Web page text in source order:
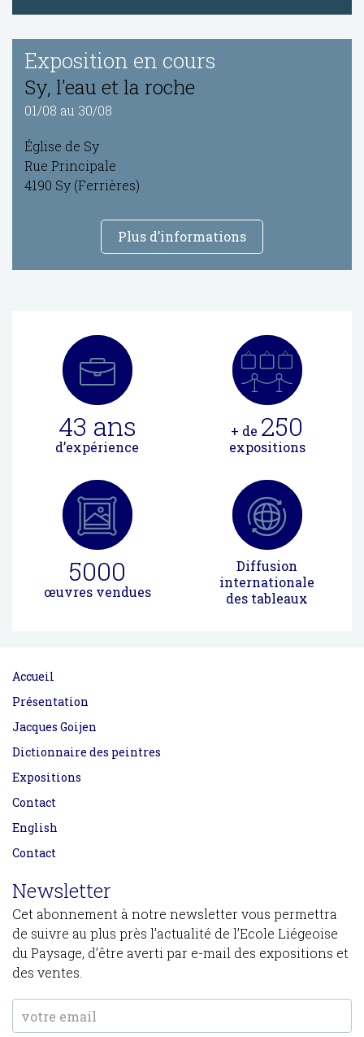
Exposition en cours
Sy, l'eau et la roche
01/08 au 30/08
Église de Sy
Rue Principale
4190 Sy (Ferrières)
Plus d’informations
43 ans
d’expérience
+ de 250
expositions
5000
œuvres vendues
Diffusion
internationale
des tableaux
Accueil
Présentation
Jacques Goijen
Dictionnaire des peintres
Expositions
Contact
English
Contact
Newsletter
Cet abonnement à notre newsletter vous permettra
de suivre au plus près l’actualité de l’Ecole Liégeoise
du Paysage, d’être averti par e-mail des expositions et
des ventes.